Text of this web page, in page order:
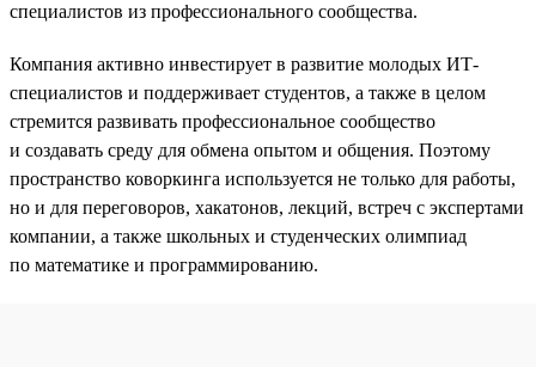
специалистов из профессионального сообщества.
Компания активно инвестирует в развитие молодых ИТ-
специалистов и поддерживает студентов, а также в целом
стремится развивать профессиональное сообщество
и создавать среду для обмена опытом и общения. Поэтому
пространство коворкинга используется не только для работы,
но и для переговоров, хакатонов, лекций, встреч с экспертами
компании, а также школьных и студенческих олимпиад
по математике и программированию.